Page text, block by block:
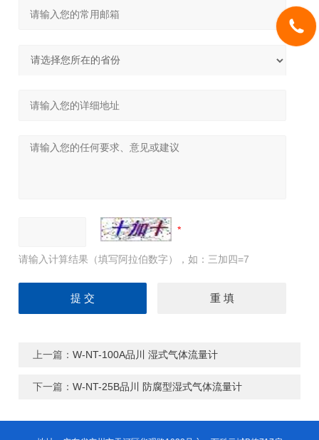
请输入计算结果（填写阿拉伯数字），如：三加四=7
上一篇：W-NT-100A品川 湿式气体流量计
下一篇：W-NT-25B品川 防腐型湿式气体流量计